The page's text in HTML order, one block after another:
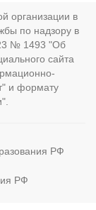
организации в
по надзору в
№ 1493 "Об
сайта
и формату
РФ
РФ